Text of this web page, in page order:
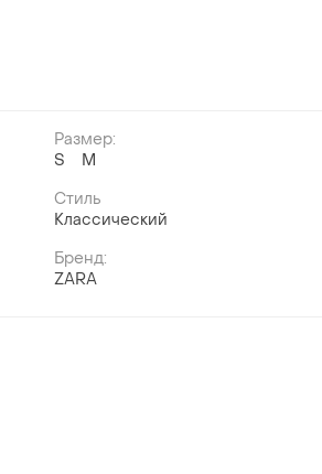
Размер:
S
M
Стиль
Классический
Бренд:
ZARA